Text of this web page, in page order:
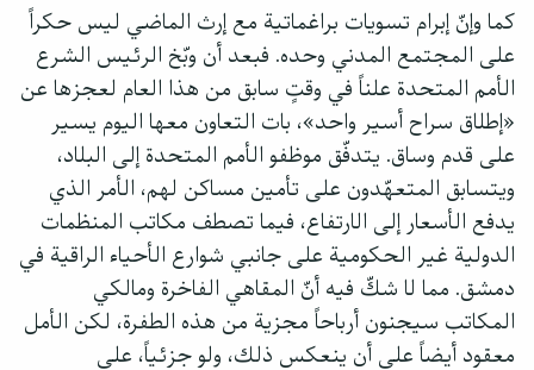
كما وإنّ إبرام تسويات براغماتية مع إرث الماضي ليس حكراً
على المجتمع المدني وحده. فبعد أن وبّخ الرئيس الشرع
الأمم المتحدة علناً في وقتٍ سابق من هذا العام لعجزها عن
«إطلاق سراح أسير واحد»، بات التعاون معها اليوم يسير
على قدم وساق. يتدفّق موظفو الأمم المتحدة إلى البلاد،
ويتسابق المتعهّدون على تأمين مساكن لهم، الأمر الذي
يدفع الأسعار إلى الارتفاع، فيما تصطف مكاتب المنظمات
الدولية غير الحكومية على جانبي شوارع الأحياء الراقية في
دمشق. مما لا شكّ فيه أنّ المقاهي الفاخرة ومالكي
المكاتب سيجنون أرباحاً مجزية من هذه الطفرة، لكن الأمل
معقود أيضاً على أن ينعكس ذلك، ولو جزئياً، على